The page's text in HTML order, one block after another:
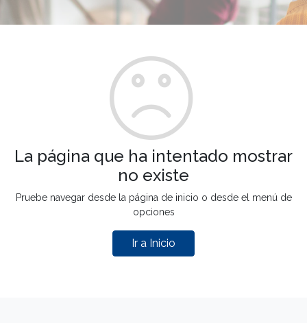
La página que ha intentado mostrar
no existe
Pruebe navegar desde la página de inicio o desde el menú de
opciones
Ir a Inicio